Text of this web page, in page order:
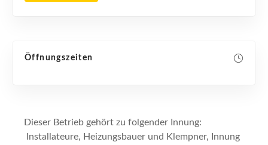
Öffnungszeiten
Dieser Betrieb gehört zu folgender Innung:
Installateure, Heizungsbauer und Klempner, Innung